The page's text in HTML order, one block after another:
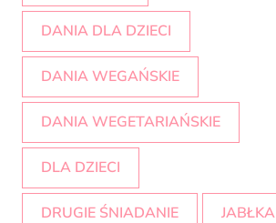
DANIA DLA DZIECI
DANIA WEGAŃSKIE
DANIA WEGETARIAŃSKIE
DLA DZIECI
DRUGIE ŚNIADANIE JABŁKA